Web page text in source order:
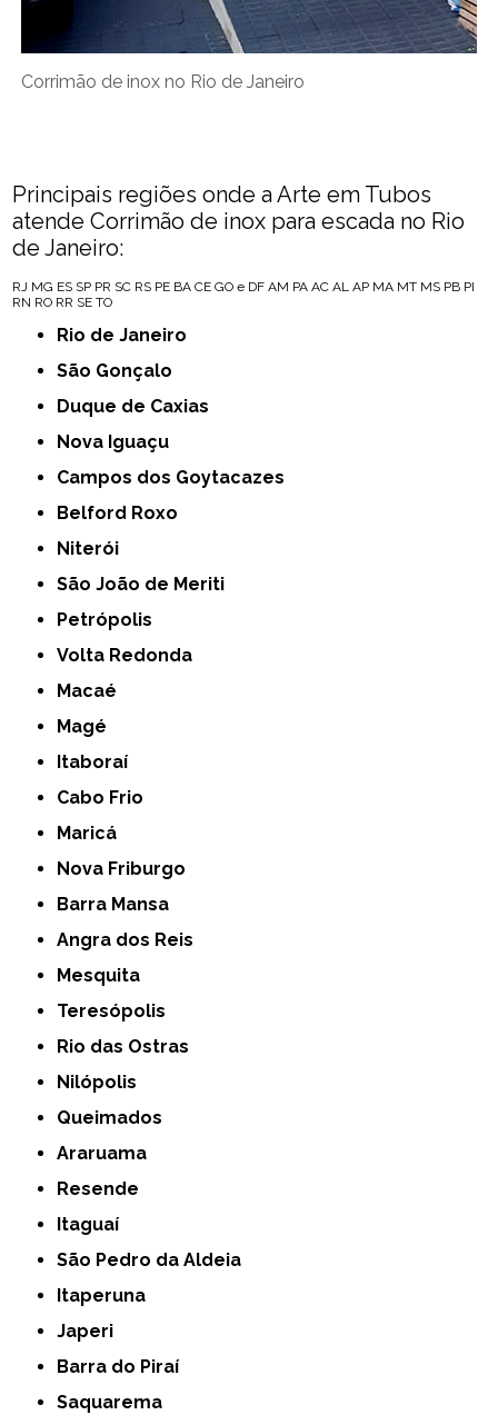
Corrimão de inox no Rio de Janeiro
Principais regiões onde a Arte em Tubos
atende Corrimão de inox para escada no Rio
de Janeiro:
RJ MG ES SP PR SC RS PE BA CE GO e DF AM PA AC AL AP MA MT MS PB PI
RN RO RR SE TO
Rio de Janeiro
São Gonçalo
Duque de Caxias
Nova Iguaçu
Campos dos Goytacazes
Belford Roxo
Niterói
São João de Meriti
Petrópolis
Volta Redonda
Macaé
Magé
Itaboraí
Cabo Frio
Maricá
Nova Friburgo
Barra Mansa
Angra dos Reis
Mesquita
Teresópolis
Rio das Ostras
Nilópolis
Queimados
Araruama
Resende
Itaguaí
São Pedro da Aldeia
Itaperuna
Japeri
Barra do Piraí
Saquarema